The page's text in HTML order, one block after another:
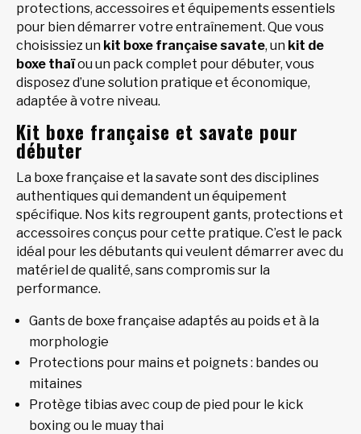
protections, accessoires et équipements essentiels
pour bien démarrer votre entraînement. Que vous
choisissiez un kit boxe française savate, un kit de
boxe thaïou un pack complet pour débuter, vous
disposez d’une solution pratique et économique,
adaptée à votre niveau.
Kit boxe française et savate pour
débuter
La boxe française et la savate sont des disciplines
authentiques qui demandent un équipement
spécifique. Nos kits regroupent gants, protections et
accessoires conçus pour cette pratique. C’est le pack
idéal pour les débutants qui veulent démarrer avec du
matériel de qualité, sans compromis sur la
performance.
Gants de boxe française adaptés au poids et à la
morphologie
Protections pour mains et poignets : bandes ou
mitaines
Protège tibias avec coup de pied pour le kick
boxing ou le muay thai